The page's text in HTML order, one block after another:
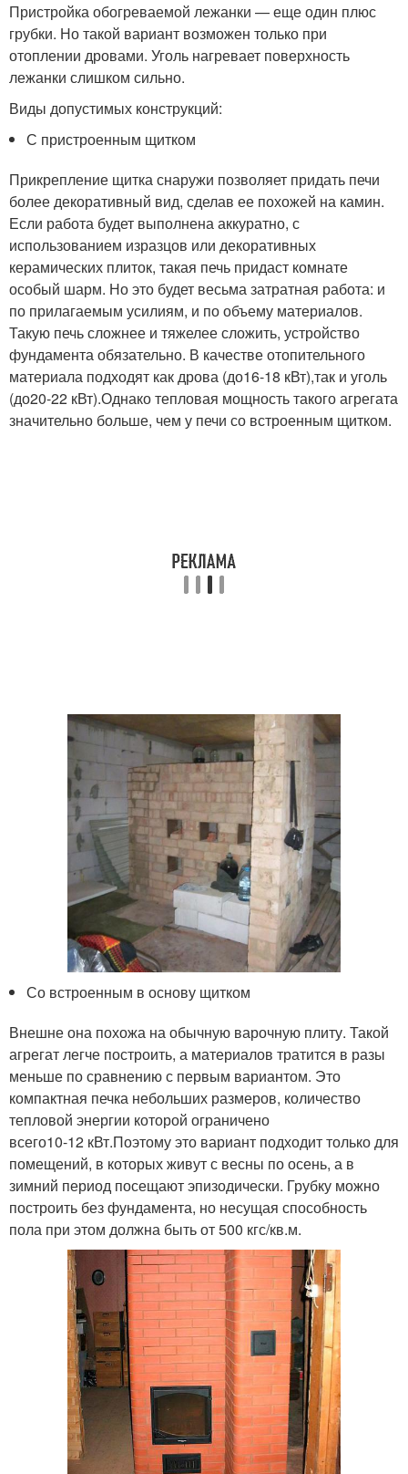
Пристройка обогреваемой лежанки — еще один плюс
грубки. Но такой вариант возможен только при
отоплении дровами. Уголь нагревает поверхность
лежанки слишком сильно.
Виды допустимых конструкций:
С пристроенным щитком
Прикрепление щитка снаружи позволяет придать печи
более декоративный вид, сделав ее похожей на камин.
Если работа будет выполнена аккуратно, с
использованием изразцов или декоративных
керамических плиток, такая печь придаст комнате
особый шарм. Но это будет весьма затратная работа: и
по прилагаемым усилиям, и по объему материалов.
Такую печь сложнее и тяжелее сложить, устройство
фундамента обязательно. В качестве отопительного
материала подходят как дрова (до16-18 кВт),так и уголь
(до20-22 кВт).Однако тепловая мощность такого агрегата
значительно больше, чем у печи со встроенным щитком.
Со встроенным в основу щитком
Внешне она похожа на обычную варочную плиту. Такой
агрегат легче построить, а материалов тратится в разы
меньше по сравнению с первым вариантом. Это
компактная печка небольших размеров, количество
тепловой энергии которой ограничено
всего10-12 кВт.Поэтому это вариант подходит только для
помещений, в которых живут с весны по осень, а в
зимний период посещают эпизодически. Грубку можно
построить без фундамента, но несущая способность
пола при этом должна быть от 500 кгс/кв.м.